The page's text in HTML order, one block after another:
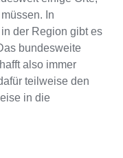
In
der Region gibt es
bundesweite
also immer
teilweise den
in die